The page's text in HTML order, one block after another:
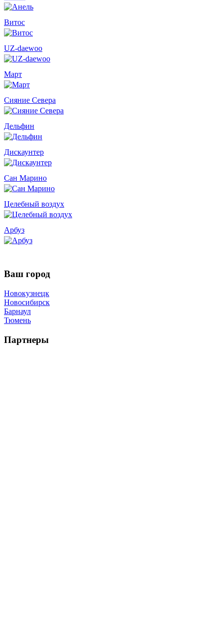
Витос
UZ-daewoo
Март
Сияние Севера
Дельфин
Дискаунтер
Сан Марино
Целебный воздух
Арбуз
Ваш город
Новокузнецк
Новосибирск
Барнаул
Тюмень
Партнеры